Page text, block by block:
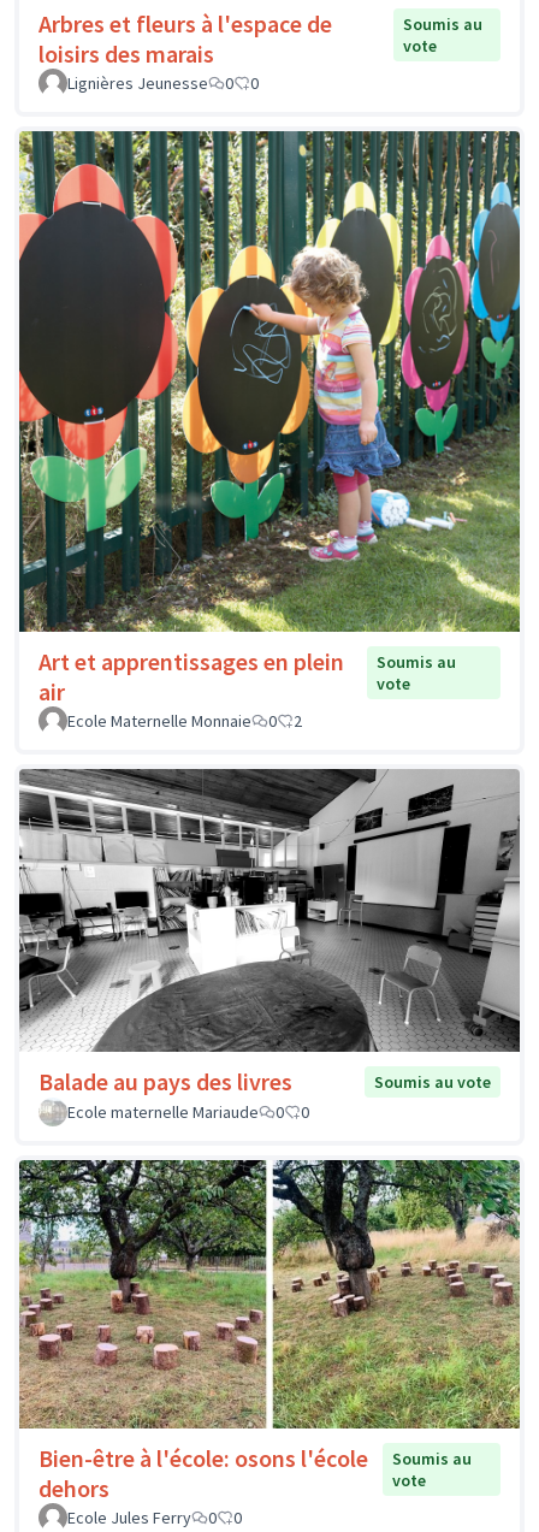
Arbres et fleurs à l'espace de
loisirs des marais
Soumis au
vote
Lignières Jeunesse
0 0
Art et apprentissages en plein
air
Soumis au
vote
Ecole Maternelle Monnaie
0 2
Balade au pays des livres
Soumis au vote
Ecole maternelle Mariaude
0 0
Bien-être à l'école: osons l'école
dehors
Soumis au
vote
Ecole Jules Ferry
0 0